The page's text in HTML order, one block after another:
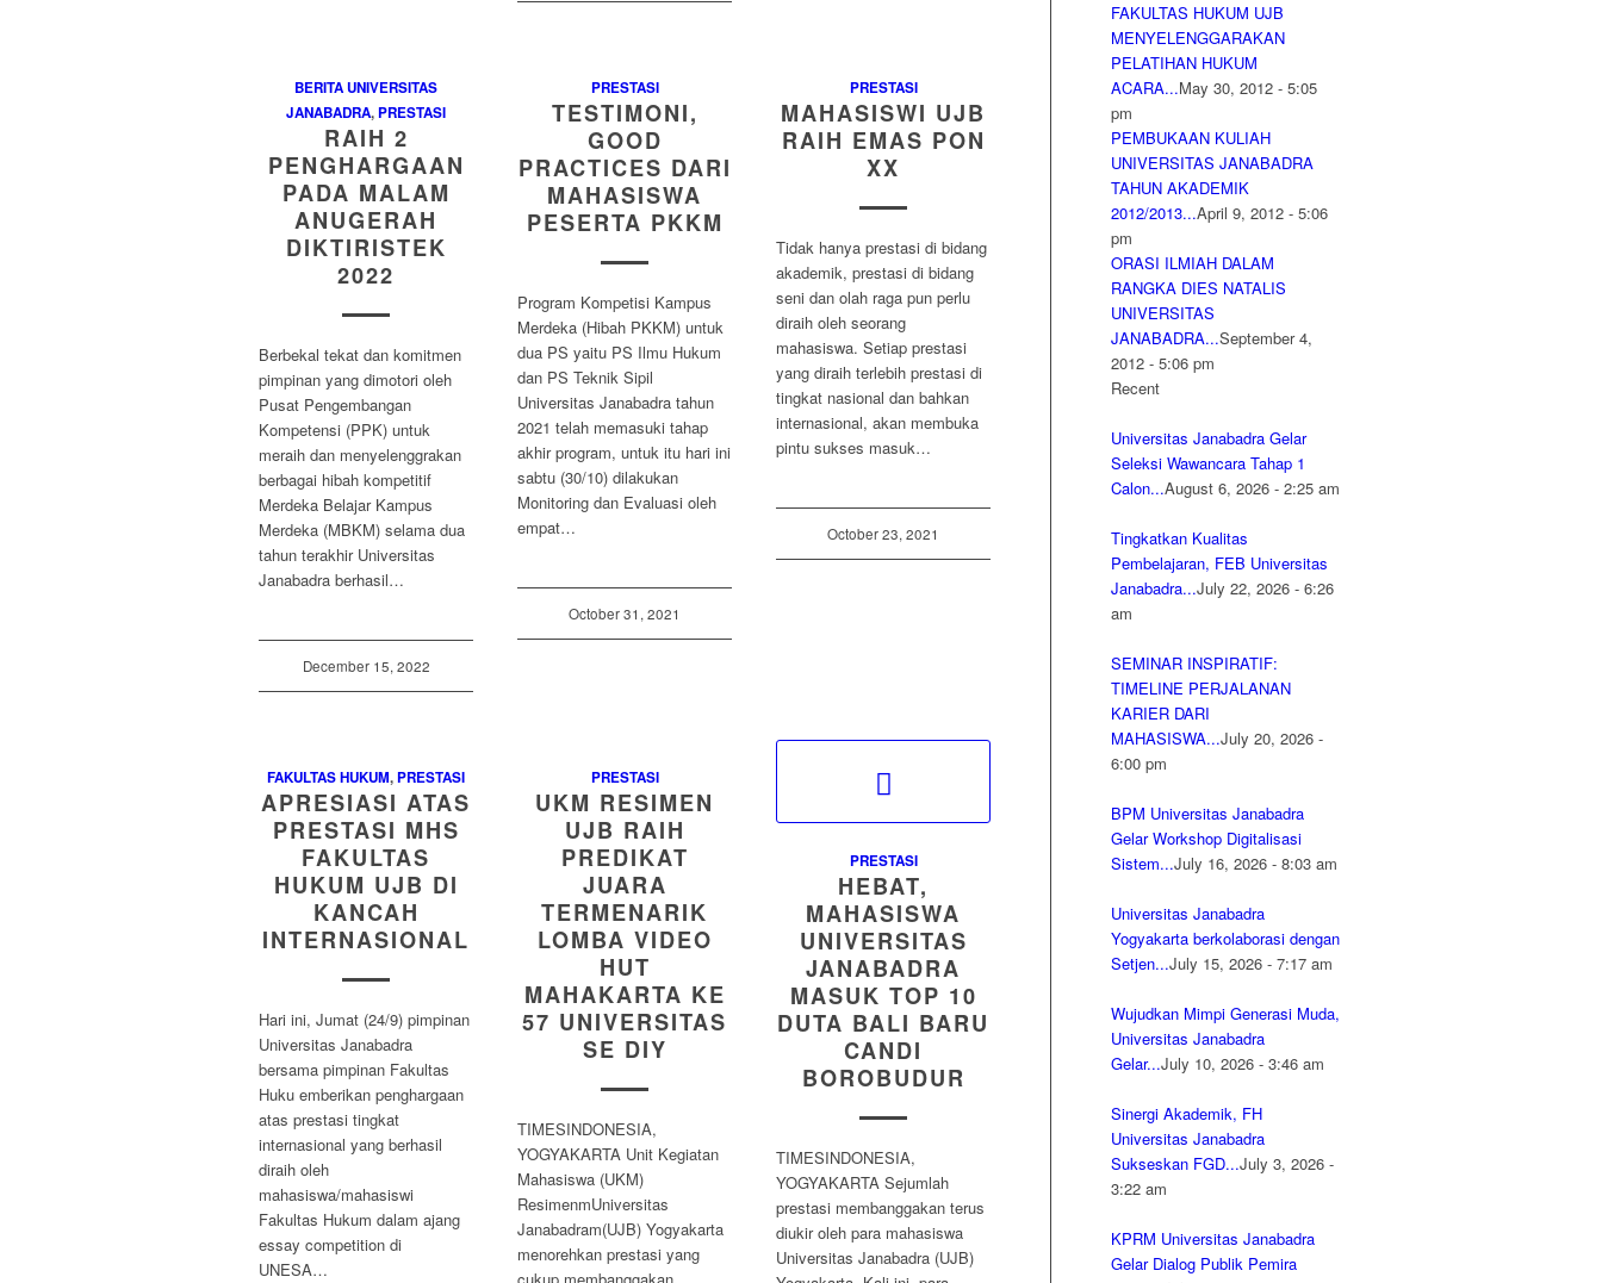
BERITA UNIVERSITAS
JANABADRA,PRESTASI
RAIH 2
PENGHARGAAN
PADA MALAM
ANUGERAH
DIKTIRISTEK
2022
Berbekal tekat dan komitmen
pimpinan yang dimotori oleh
Pusat Pengembangan
Kompetensi (PPK) untuk
meraih dan menyelenggrakan
berbagai hibah kompetitif
Merdeka Belajar Kampus
Merdeka (MBKM) selama dua
tahun terakhir Universitas
Janabadra berhasil…
December 15, 2022
PRESTASI
TESTIMONI,
GOOD
PRACTICES DARI
MAHASISWA
PESERTA PKKM
Program Kompetisi Kampus
Merdeka (Hibah PKKM) untuk
dua PS yaitu PS Ilmu Hukum
dan PS Teknik Sipil
Universitas Janabadra tahun
2021 telah memasuki tahap
akhir program, untuk itu hari ini
sabtu (30/10) dilakukan
Monitoring dan Evaluasi oleh
empat…
October 31, 2021
PRESTASI
MAHASISWI UJB
RAIH EMAS PON
XX
Tidak hanya prestasi di bidang
akademik, prestasi di bidang
seni dan olah raga pun perlu
diraih oleh seorang
mahasiswa. Setiap prestasi
yang diraih terlebih prestasi di
tingkat nasional dan bahkan
internasional, akan membuka
pintu sukses masuk…
October 23, 2021
FAKULTAS HUKUM,PRESTASI
APRESIASI ATAS
PRESTASI MHS
FAKULTAS
HUKUM UJB DI
KANCAH
INTERNASIONAL
Hari ini, Jumat (24/9) pimpinan
Universitas Janabadra
bersama pimpinan Fakultas
Huku emberikan penghargaan
atas prestasi tingkat
internasional yang berhasil
diraih oleh
mahasiswa/mahasiswi
Fakultas Hukum dalam ajang
essay competition di
UNESA…
PRESTASI
UKM RESIMEN
UJB RAIH
PREDIKAT
JUARA
TERMENARIK
LOMBA VIDEO
HUT
MAHAKARTA KE
57 UNIVERSITAS
SE DIY
TIMESINDONESIA,
YOGYAKARTA Unit Kegiatan
Mahasiswa (UKM)
ResimenmUniversitas
Janabadram(UJB) Yogyakarta
menorehkan prestasi yang
PRESTASI
HEBAT,
MAHASISWA
UNIVERSITAS
JANABADRA
MASUK TOP 10
DUTA BALI BARU
CANDI
BOROBUDUR
TIMESINDONESIA,
YOGYAKARTA Sejumlah
prestasi membanggakan terus
diukir oleh para mahasiswa
Universitas Janabadra (UJB)
FAKULTAS HUKUM UJB
MENYELENGGARAKAN
PELATIHAN HUKUM
ACARA...May 30, 2012 - 5:05
pm
PEMBUKAAN KULIAH
UNIVERSITAS JANABADRA
TAHUN AKADEMIK
2012/2013...April 9, 2012 - 5:06
pm
ORASI ILMIAH DALAM
RANGKA DIES NATALIS
UNIVERSITAS
JANABADRA...September 4,
2012 - 5:06 pm
Recent
Universitas Janabadra Gelar
Seleksi Wawancara Tahap 1
Calon...August 6, 2026 - 2:25 am
Tingkatkan Kualitas
Pembelajaran, FEB Universitas
Janabadra...July 22, 2026 - 6:26
am
SEMINAR INSPIRATIF:
TIMELINE PERJALANAN
KARIER DARI
MAHASISWA...July 20, 2026 -
6:00 pm
BPM Universitas Janabadra
Gelar Workshop Digitalisasi
Sistem...July 16, 2026 - 8:03 am
Universitas Janabadra
Yogyakarta berkolaborasi dengan
Setjen...July 15, 2026 - 7:17 am
Wujudkan Mimpi Generasi Muda,
Universitas Janabadra
Gelar...July 10, 2026 - 3:46 am
Sinergi Akademik, FH
Universitas Janabadra
Sukseskan FGD...July 3, 2026 -
3:22 am
KPRM Universitas Janabadra
Gelar Dialog Publik Pemira